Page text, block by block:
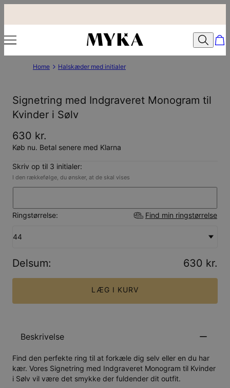
Home Halskæder med initialer
Signetring med Indgraveret Monogram til
Kvinder i Sølv
630 kr.
Køb nu. Betal senere med Klarna
Skriv op til 3 initialer:
I den rækkefølge, du ønsker, at de skal vises
Ringstørrelse: Find min ringstørrelse
44
Delsum: 630 kr.
LÆG I KURV
Beskrivelse
Find den perfekte ring til at forkæle dig selv eller en du har
kær. Vores Signetring med Indgraveret Monogram til Kvinder
i Sølv vil være det smykke der fuldender dit outfit.